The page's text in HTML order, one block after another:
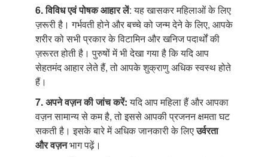
6. विविध एवं पोषकआहार लें: यह खासकर महिलाओं के लिए
ज़रूरी है। गर्भवती होने और बच्चे को जन्म देने के लिए, आपके
शरीर को सभी प्रकार के विटामिन और खनिज पदार्थों की
ज़रूरत होती है। पुरुषों में भी देखा गया है कि यदि आप
सेहतमंद आहार लेते हैं, तो आपके शुक्राणु अधिक स्वस्थ होते
हैं।
7. अपने वज़न की जांच करें:यदि आप महिला हैं और आपका
वज़न सामान्य से कम है, तो इससे आपकी प्रजनन क्षमता घट
सकती है। इसके बारे में अधिक जानकारी के लिएउर्वरता
और वज़नभाग पढ़ें।